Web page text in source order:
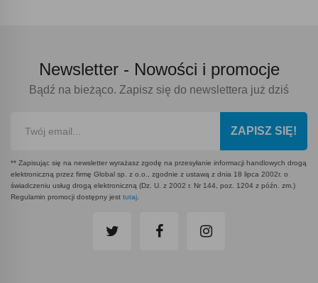
Newsletter - Nowości i promocje
Bądź na bieżąco. Zapisz się do newslettera już dziś
ZAPISZ SIĘ!
** Zapisując się na newsletter wyrażasz zgodę na przesyłanie informacji handlowych drogą
elektroniczną przez firmę Global sp. z o.o., zgodnie z ustawą z dnia 18 lipca 2002r. o
świadczeniu usług drogą elektroniczną (Dz. U. z 2002 r. Nr 144, poz. 1204 z późn. zm.)
Regulamin promocji dostępny jest tutaj